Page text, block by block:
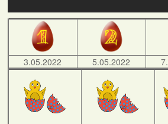
3.05.2022 5.05.2022